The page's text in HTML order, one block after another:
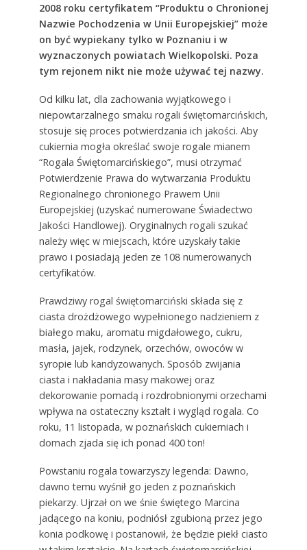
2008 roku certyfikatem “Produktu o Chronionej
Nazwie Pochodzenia w Unii Europejskiej” może
on być wypiekany tylko w Poznaniu i w
wyznaczonych powiatach Wielkopolski. Poza
tym rejonem nikt nie może używać tej nazwy.
Od kilku lat, dla zachowania wyjątkowego i
niepowtarzalnego smaku rogali świętomarcińskich,
stosuje się proces potwierdzania ich jakości. Aby
cukiernia mogła określać swoje rogale mianem
“Rogala Świętomarcińskiego”, musi otrzymać
Potwierdzenie Prawa do wytwarzania Produktu
Regionalnego chronionego Prawem Unii
Europejskiej (uzyskać numerowane Świadectwo
Jakości Handlowej). Oryginalnych rogali szukać
należy więc w miejscach, które uzyskały takie
prawo i posiadają jeden ze 108 numerowanych
certyfikatów.
Prawdziwy rogal świętomarciński składa się z
ciasta drożdżowego wypełnionego nadzieniem z
białego maku, aromatu migdałowego, cukru,
masła, jajek, rodzynek, orzechów, owoców w
syropie lub kandyzowanych. Sposób zwijania
ciasta i nakładania masy makowej oraz
dekorowanie pomadą i rozdrobnionymi orzechami
wpływa na ostateczny kształt i wygląd rogala. Co
roku, 11 listopada, w poznańskich cukierniach i
domach zjada się ich ponad 400 ton!
Powstaniu rogala towarzyszy legenda: Dawno,
dawno temu wyśnił go jeden z poznańskich
piekarzy. Ujrzał on we śnie świętego Marcina
jadącego na koniu, podniósł zgubioną przez jego
konia podkowę i postanowił, że będzie piekł ciasto